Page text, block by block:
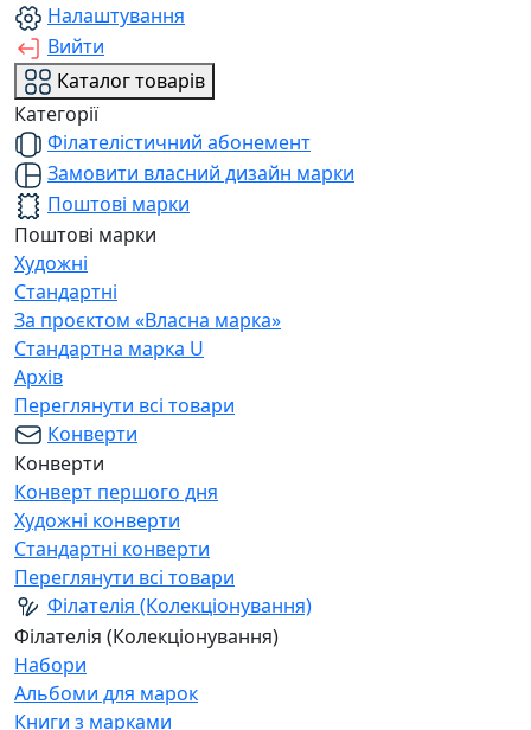
Налаштування
Вийти
Каталог товарів
Категорії
Філателістичний абонемент
Замовити власний дизайн марки
Поштові марки
Поштові марки
Художні
Стандартні
За проєктом «Власна марка»
Стандартна марка U
Архів
Переглянути всі товари
Конверти
Конверти
Конверт першого дня
Художні конверти
Стандартні конверти
Переглянути всі товари
Філателія (Колекціонування)
Філателія (Колекціонування)
Набори
Альбоми для марок
Книги з марками